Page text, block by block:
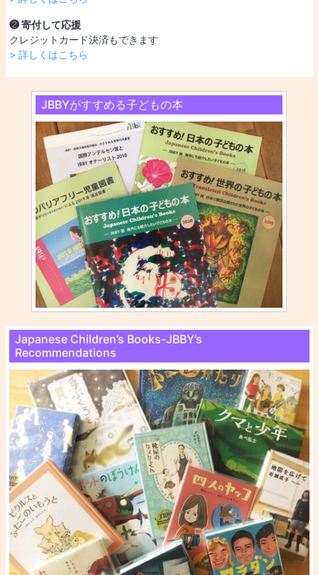
❷ 寄付して応援
クレジットカード決済もできます
> 詳しくはこちら
JBBYがすすめる子どもの本
Japanese Children’s Books-JBBY’s
Recommendations